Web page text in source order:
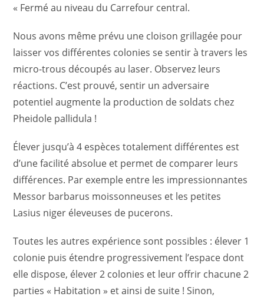
« Fermé au niveau du Carrefour central.
Nous avons même prévu une cloison grillagée pour
laisser vos différentes colonies se sentir à travers les
micro-trous découpés au laser. Observez leurs
réactions. C’est prouvé, sentir un adversaire
potentiel augmente la production de soldats chez
Pheidole pallidula !
Élever jusqu’à 4 espèces totalement différentes est
d’une facilité absolue et permet de comparer leurs
différences. Par exemple entre les impressionnantes
Messor barbarus moissonneuses et les petites
Lasius niger éleveuses de pucerons.
Toutes les autres expérience sont possibles : élever 1
colonie puis étendre progressivement l’espace dont
elle dispose, élever 2 colonies et leur offrir chacune 2
parties « Habitation » et ainsi de suite ! Sinon,